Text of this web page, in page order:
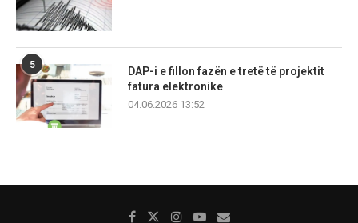
5
DAP-i e fillon fazën e tretë të projektit
fatura elektronike
04.06.2026 13:52